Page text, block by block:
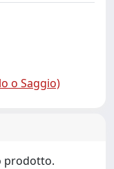
o Saggio)
prodotto.